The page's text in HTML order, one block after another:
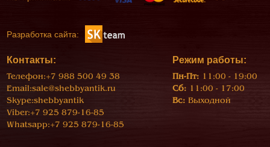
Разработка сайта:
Контакты:
Телефон:+7 988 500 49 38
Email:sale@shebbyantik.ru
Skype:shebbyantik
Viber:+7 925 879-16-85
Whatsapp:+7 925 879-16-85
Режим работы:
Пн-Пт: 11:00 - 19:00
Сб: 11:00 - 17:00
Вс: Выходной